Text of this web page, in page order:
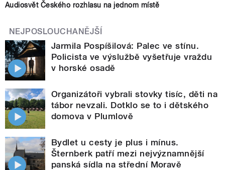
Audiosvět Českého rozhlasu na jednom místě
NEJPOSLOUCHANĚJŠÍ
Jarmila Pospíšilová: Palec ve stínu.
Policista ve výslužbě vyšetřuje vraždu
v horské osadě
Organizátoři vybrali stovky tisíc, děti na
tábor nevzali. Dotklo se to i dětského
domova v Plumlově
Bydlet u cesty je plus i mínus.
Šternberk patří mezi nejvýznamnější
panská sídla na střední Moravě